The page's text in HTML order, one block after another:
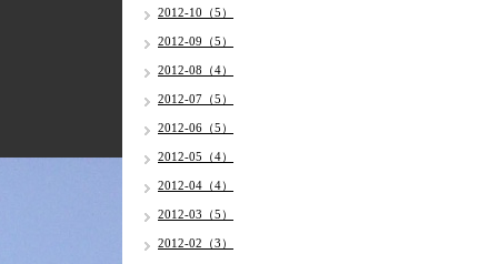
2012-10（5）
2012-09（5）
2012-08（4）
2012-07（5）
2012-06（5）
2012-05（4）
2012-04（4）
2012-03（5）
2012-02（3）